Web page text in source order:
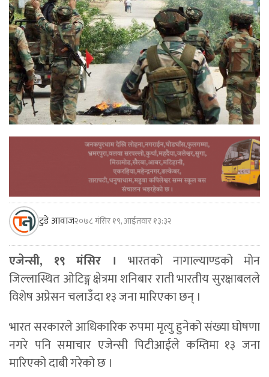
टुडे आवाज२०७८ मंसिर १९, आईतवार १३:३२
एजेन्सी, १९ मंसिर । भारतको नागाल्याण्डको मोन
जिल्लास्थित ओटिङ्ग क्षेत्रमा शनिबार राती भारतीय सुरक्षाबलले
विशेष अप्रेसन चलाउँदा १३ जना मारिएका छन् ।
भारत सरकारले आधिकारिक रुपमा मृत्यु हुनेको संख्या घोषणा
नगरे पनि समाचार एजेन्सी पिटीआईले कम्तिमा १३ जना
मारिएको दाबी गरेको छ ।